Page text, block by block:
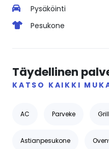
Pysäköinti
Pesukone
Täydellinen
KATSO KAIKKI
AC Parveke
Astianpesukone